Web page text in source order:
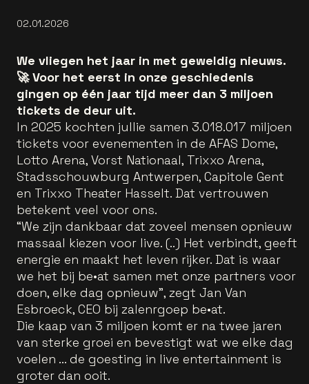
02.01.2026
We vliegen het jaar in met geweldig nieuws.
🚀 Voor het eerst in onze geschiedenis
gingen op één jaar tijd meer dan 3 miljoen
tickets de deur uit.
In 2025 kochten jullie samen 3.018.017 miljoen
tickets voor evenementen in de AFAS Dome,
Lotto Arena, Vorst Nationaal, Trixxo Arena,
Stadsschouwburg Antwerpen, Capitole Gent
en Trixxo Theater Hasselt. Dat vertrouwen
betekent veel voor ons.
“We zijn dankbaar dat zoveel mensen opnieuw
massaal kiezen voor live. (..) Het verbindt, geeft
energie en maakt het leven rijker. Dat is waar
we het bij be•at samen met onze partners voor
doen, elke dag opnieuw", zegt Jan Van
Esbroeck, CEO bij zalenrgoep be•at.
Die kaap van 3 miljoen komt er na twee jaren
van sterke groei en bevestigt wat we elke dag
voelen ... de goesting in live entertainment is
groter dan ooit.